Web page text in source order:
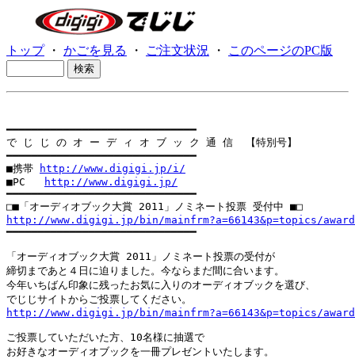
トップ・ かごを見る ・ ご注文状況 ・ このページのPC版
━━━━━━━━━━━━━━━━━━━━━━━━━━━━━━
で じ じ の オ ー デ ィ オ ブ ッ ク 通 信  【特別号】
━━━━━━━━━━━━━━━━━━━━━━━━━━━━━━
■携帯
http://www.digigi.jp/i/
■PC
http://www.digigi.jp/
━━━━━━━━━━━━━━━━━━━━━━━━━━━━━━
http://www.digigi.jp/bin/mainfrm?a=66143&p=topics/
━━━━━━━━━━━━━━━━━━━━━━━━━━━━━━
「オーディオブック大賞 2011」ノミネート投票の受付が
締切まであと４日に迫りました。今ならまだ間に合います。
今年いちばん印象に残ったお気に入りのオーディオブックを選び、
http://www.digigi.jp/bin/mainfrm?a=66143&p=topics/
ご投票していただいた方、10名様に抽選で
お好きなオーディオブックを一冊プレゼントいたします。